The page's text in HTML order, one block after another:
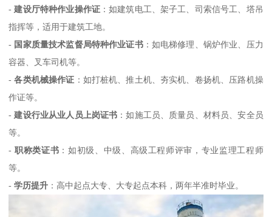
-建设厅特种作业操作证：如建筑电工、架子工、司索信号工、塔吊
指挥等，适用于建筑工地。
- 国家质量技术监督局特种作业证书：如电梯修理、锅炉作业、压力
容器、叉车司机等。
-各类机械操作证 ：如打桩机、推土机、夯实机、卷扬机、压路机操
作证等。
-建设行业从业人员上岗证书 ：如施工员、质量员、材料员、安全员
等。
- 职称类证书 ：如初级、中级、高级工程师评审，专业监理工程师
等。
-学历提升 ：高中起点大专、大专起点本科，两年半准时毕业。